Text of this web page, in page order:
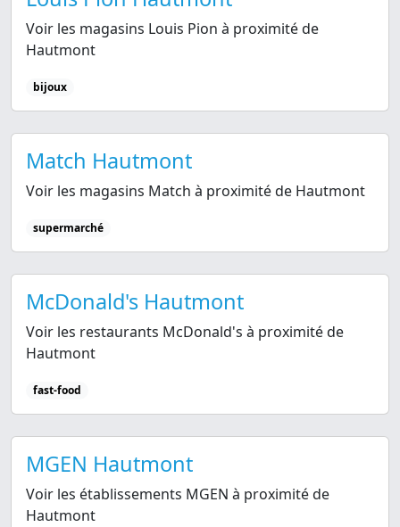
Voir les magasins Louis Pion à proximité de
Hautmont
bijoux
Match Hautmont
Voir les magasins Match à proximité de Hautmont
supermarché
McDonald's Hautmont
Voir les restaurants McDonald's à proximité de
Hautmont
fast-food
MGEN Hautmont
Voir les établissements MGEN à proximité de
Hautmont